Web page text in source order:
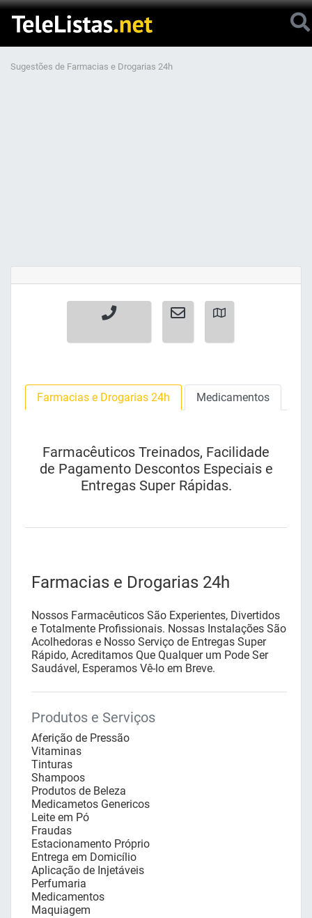
Sugestões de Farmacias e Drogarias 24h
Farmacias e Drogarias 24h Medicamentos
Farmacêuticos Treinados, Facilidade
de Pagamento Descontos Especiais e
Entregas Super Rápidas.
Farmacias e Drogarias 24h
Nossos Farmacêuticos São Experientes, Divertidos
e Totalmente Profissionais. Nossas Instalações São
Acolhedoras e Nosso Serviço de Entregas Super
Rápido, Acreditamos Que Qualquer um Pode Ser
Saudável, Esperamos Vê-lo em Breve.
Produtos e Serviços
Aferição de Pressão
Vitaminas
Tinturas
Shampoos
Produtos de Beleza
Medicametos Genericos
Leite em Pó
Fraudas
Estacionamento Próprio
Entrega em Domicílio
Aplicação de Injetáveis
Perfumaria
Medicamentos
Maquiagem